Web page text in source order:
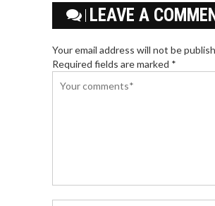
LEAVE A
Your email address will not be
Required fields are marked *